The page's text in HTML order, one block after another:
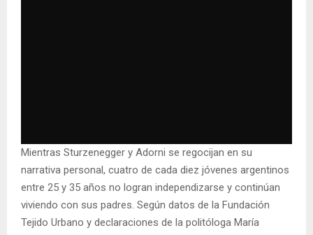
Mientras Sturzenegger y Adorni se regocijan en su
narrativa personal, cuatro de cada diez jóvenes argentinos
entre 25 y 35 años no logran independizarse y continúan
viviendo con sus padres. Según datos de la Fundación
Tejido Urbano y declaraciones de la politóloga María